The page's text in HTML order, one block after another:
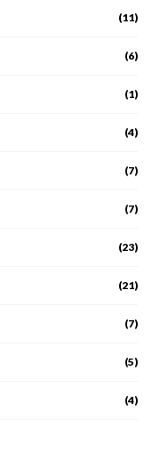
(11)
(6)
(1)
(4)
(7)
(7)
(23)
(21)
(7)
(5)
(4)